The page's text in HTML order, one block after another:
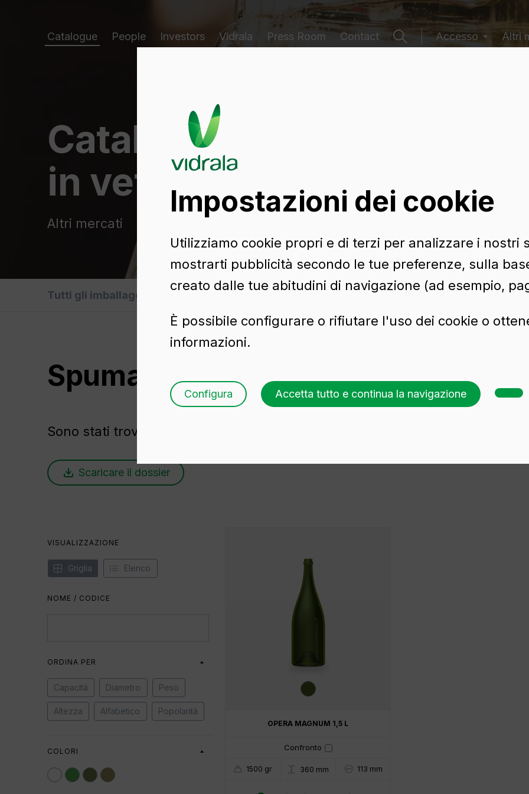
Catalogue People Investors Vidrala Press Room Contact Accesso Altri
Catalogo di contenitori
in vetro
Altri mercati
Tutti gli imballaggi Spumante Liquori
Spumante
Sono stati trovati
Scaricare il dossier
VISUALIZZAZIONE
Griglia Elenco
NOME / CODICE
ORDINA PER
Capacitá Diametro Peso
Altezza Alfabetico Popolarità
COLORI
OPERA MAGNUM 1,5 L
Confronto
1500 gr 360 mm 113 mm
Impostazioni dei cookie
Utilizziamo cookie propri e di terzi per analizzare i nostri
mostrarti pubblicità secondo le tue preferenze, sulla
creato dalle tue abitudini di navigazione (ad esempio,
È possibile configurare o rifiutare l'uso dei cookie o
informazioni.
Configura Accetta tutto e continua la navigazione